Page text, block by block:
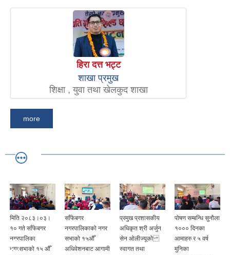
हिरा दत्त भट्ट
शाखा प्रमुख
शिक्षा , युवा तथा खेलकुद शाखा
more
मिति २०८३।०३।
१० गते साँफेबगर
नगरपालिका
नगरसभाको १५ औँ
साँफेबगर
नगरपालिकाको नगर
सभाको १५औँ
अधिवेशनबाट आगामी
प्रमुख प्रशासकीय
अधिकृत श्री अर्जुन
सेन ओलीज्यूको
स्वागत तथा
पोषण सम्बन्धि सुनौला
१००० दिनका
आमाहरु र ५ वर्ष
मुनिका